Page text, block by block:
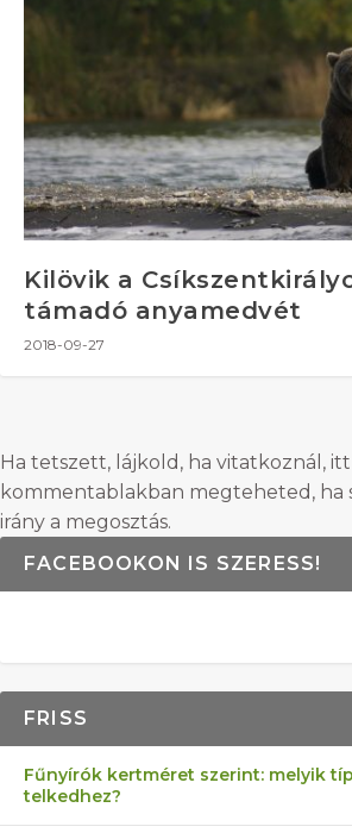
Kilövik a
támadó anyamedvét
2018-09-27
Ha tetszett, lájkold, ha vitatkoznál,
kommentablakban megteheted, ha
irány a megosztás.
FACEBOOKON IS SZERESS!
FRISS
Fűnyírók kertméret szerint: melyik
telkedhez?